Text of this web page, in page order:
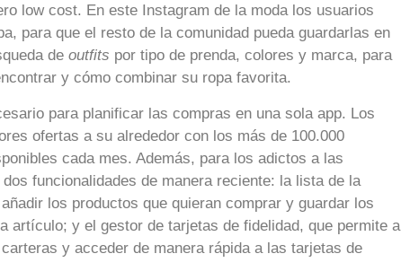
low cost. En este Instagram de la moda los usuarios
para que el resto de la comunidad pueda guardarlas en
de outfits por tipo de prenda, colores y marca, para
y cómo combinar su ropa favorita.
para planificar las compras en una sola app. Los
ofertas a su alrededor con los más de 100.000
cada mes. Además, para los adictos a las
funcionalidades de manera reciente: la lista de la
los productos que quieran comprar y guardar los
artículo; y el gestor de tarjetas de fidelidad, que permite a
y acceder de manera rápida a las tarjetas de